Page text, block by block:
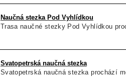
Naučná stezka Pod Vyhlídkou
Trasa naučné stezky Pod Vyhlídkou
Svatopetrská naučná stezka
Svatopetrská naučná stezka prochází